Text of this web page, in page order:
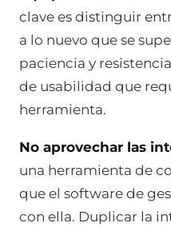
clave es distinguir
a lo nuevo que se
paciencia y
de usabilidad que
herramienta.
No aprovechar las
una herramienta de
que el software de
con ella. Duplicar la